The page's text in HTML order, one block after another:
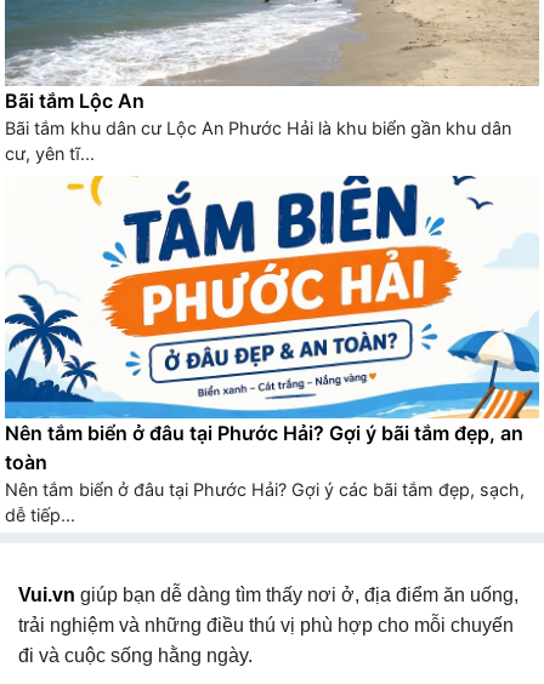
Bãi tắm Lộc An
Bãi tắm khu dân cư Lộc An Phước Hải là khu biển gần khu dân
cư, yên tĩ...
Nên tắm biển ở đâu tại Phước Hải? Gợi ý bãi tắm đẹp, an
toàn
Nên tắm biển ở đâu tại Phước Hải? Gợi ý các bãi tắm đẹp, sạch,
dễ tiếp...
Vui.vn giúp bạn dễ dàng tìm thấy nơi ở, địa điểm ăn uống,
trải nghiệm và những điều thú vị phù hợp cho mỗi chuyến
đi và cuộc sống hằng ngày.